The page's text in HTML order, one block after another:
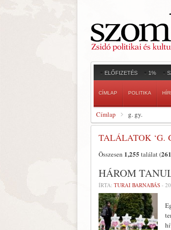
ELŐFIZETÉS 1%
CÍMLAP POLITIKA
Címlap g. gy.
TALÁLATOK ‘G.
Összesen 1,255 találat (261
HÁROM
ÍRTA: TURAI BARNABÁS -